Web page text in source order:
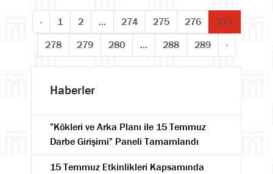
‹ 1 2 ... 274 275 276
277
278
279 280 ... 288 289 ›
Haberler
”Kökleri ve Arka Planı ile 15 Temmuz
Darbe Girişimi” Paneli Tamamlandı
15 Temmuz Etkinlikleri Kapsamında